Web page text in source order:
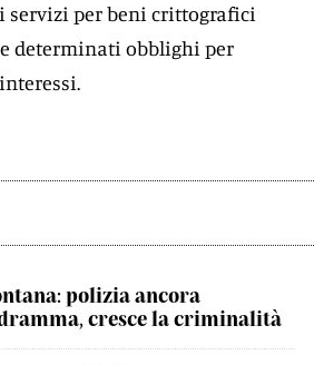
per beni crittografici
determinati obblighi per
polizia ancora
cresce la criminalità